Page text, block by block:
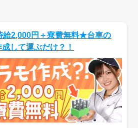
2,000円＋寮費無料★台車の
して運ぶだけ？！